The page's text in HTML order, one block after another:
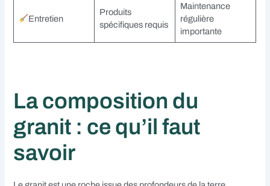
Entretien
Produits
spécifiques requis
Maintenance
régulière
importante
La composition du
granit : ce qu’il faut
savoir